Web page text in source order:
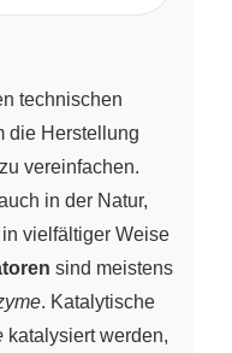
technischen
die Herstellung
vereinfachen.
in der Natur,
vielfältiger Weise
sind meistens
. Katalytische
katalysiert werden,